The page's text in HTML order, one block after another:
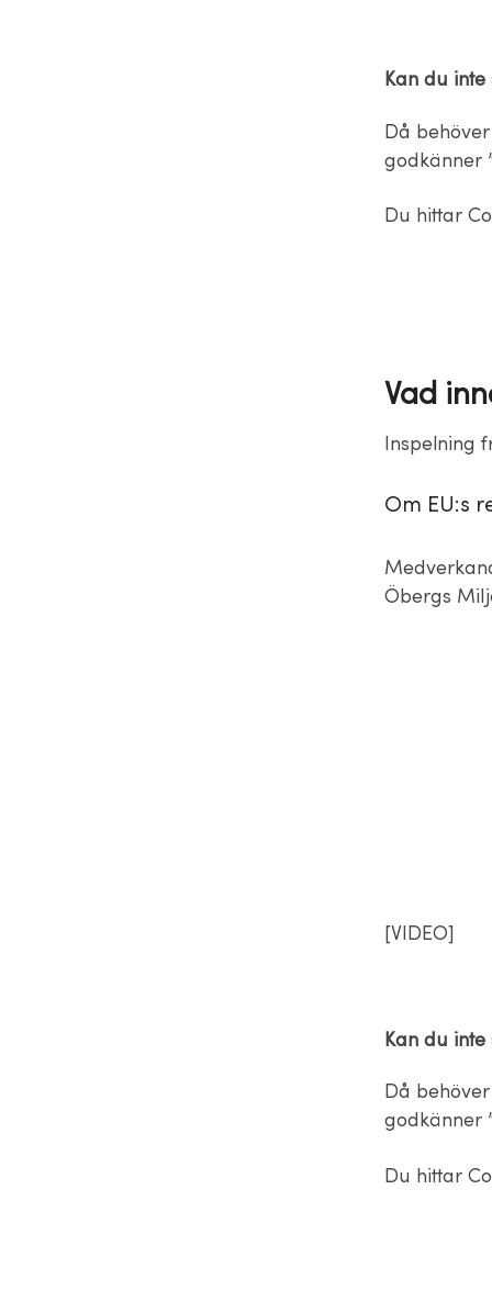
Kan du inte
Då
godkänner
Du hittar
Vad
Inspelning
Om EU:s
Öbergs
[VIDEO]
Kan du inte
Då
godkänner
Du hittar